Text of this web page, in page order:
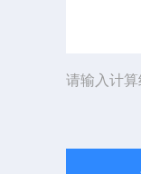
请输入计